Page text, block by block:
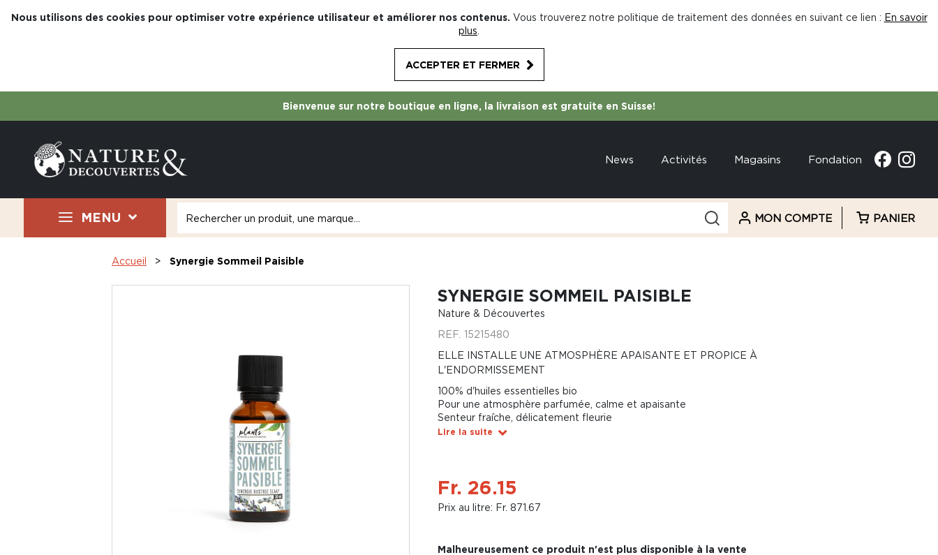
Nous utilisons des cookies pour optimiser votre expérience utilisateur et améliorer nos contenus. Vous trouverez notre politique de traitement des données en suivant ce lien : En savoir
plus
ACCEPTER ET FERMER
Bienvenue sur notre boutique en ligne, la livraison est gratuite en Suisse!
News Activités Magasins Fondation
MENU MON COMPTE PANIER
Accueil Synergie Sommeil Paisible
SYNERGIE SOMMEIL PAISIBLE
Nature & Découvertes
REF. 15215480
ELLE INSTALLE UNE ATMOSPHÈRE APAISANTE ET PROPICE À
L'ENDORMISSEMENT
100% d'huiles essentielles bio
Pour une atmosphère parfumée, calme et apaisante
Senteur fraîche, délicatement fleurie
Lire la suite
Fr. 26.15
Prix au litre: Fr. 871.67
Malheureusement ce produit n'est plus disponible à la vente